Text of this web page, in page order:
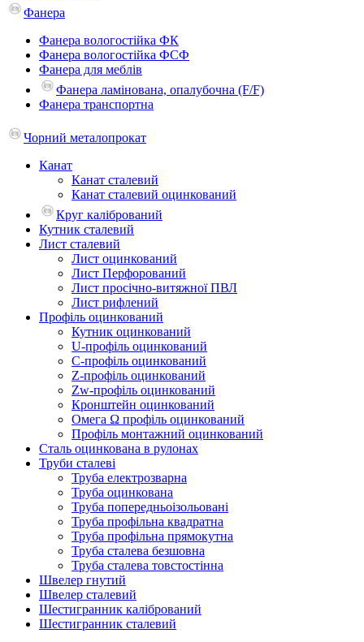
Фанера
Фанера вологостійка ФК
Фанера вологостійка ФСФ
Фанера для меблів
Фанера ламінована, опалубочна (F/F)
Фанера транспортна
Чорний металопрокат
Канат
Канат сталевий
Канат сталевий оцинкований
Круг калібрований
Кутник сталевий
Лист сталевий
Лист оцинкований
Лист Перфорований
Лист просічно-витяжної ПВЛ
Лист рифлений
Профіль оцинкований
Кутник оцинкований
U-профіль оцинкований
С-профіль оцинкований
Z-профіль оцинкований
Zw-профіль оцинкований
Кронштейн оцинкований
Омега Ω профіль оцинкований
Профіль монтажний оцинкований
Сталь оцинкована в рулонах
Труби сталеві
Труба електрозварна
Труба оцинкована
Труба попередньоізольовані
Труба профільна квадратна
Труба профільна прямокутна
Труба сталева безшовна
Труба сталева товстостінна
Швелер гнутий
Швелер сталевий
Шестигранник калібрований
Шестигранник сталевий